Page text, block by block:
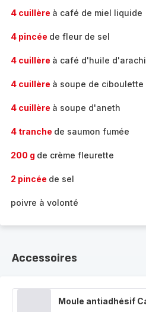
4 cuillère à café de miel liquide
4 pincée de fleur de sel
4 cuillère à café d'huile
4 cuillère à soupe de ciboulette
4 cuillère à soupe d'aneth
4 tranche de saumon fumée
200 g de crème fleurette
2 pincée de sel
poivre à volonté
Accessoires
Moule antiadhésif